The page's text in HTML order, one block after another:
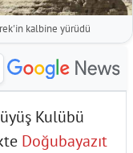
kalbine yürüdü
Kulübü
Doğubayazıt